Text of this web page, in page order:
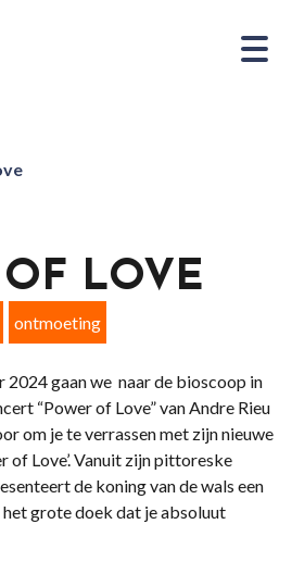
LOVE
ontmoeting
2024 gaan we naar de bioscoop in
“Power of Love” van Andre Rieu
om je te verrassen met zijn nieuwe
of Love’. Vanuit zijn pittoreske
de koning van de wals een
grote doek dat je absoluut